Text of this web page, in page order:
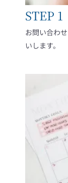
STEP 1
お問い合わ
いします。